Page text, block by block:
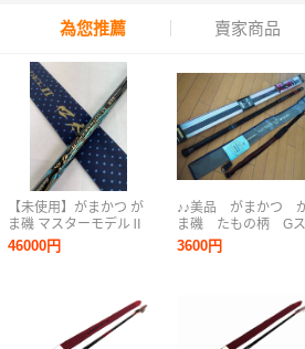
為您推薦 賣家商品
【未使用】がまかつ が
ま磯 マスターモデルⅡ
口太 M-53 No.22069 最
高峰モデル マスターモ
46000円
♪♪美品 がまかつ
ま磯 たもの柄 Gス
シャル 630 日本製
3600円